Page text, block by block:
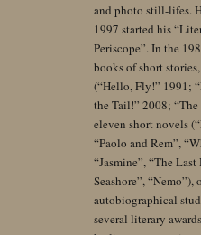
and photo still-lifes.
1997 started his
Periscope”. In the
books of short
(“Hello, Fly!” 1991;
the Tail!” 2008;
eleven short novels
“Paolo and Rem”,
“Jasmine”, “The
Seashore”,
autobiographical
several literary